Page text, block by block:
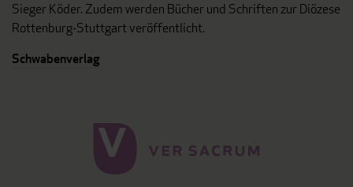
Sieger Köder. Zudem werden Bücher und Schriften zur Diözese
Rottenburg-Stuttgart veröffentlicht.
Schwabenverlag